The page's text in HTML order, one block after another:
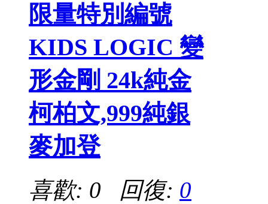
限量特別編號
KIDS LOGIC 變
形金剛 24k純金
柯柏文,999純銀
麥加登
喜歡: 0 回復: 0